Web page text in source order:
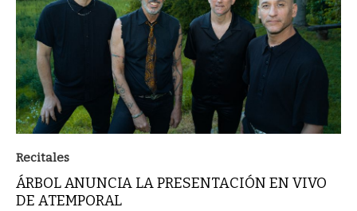
Recitales
ÁRBOL ANUNCIA LA PRESENTACIÓN EN VIVO
DE ATEMPORAL